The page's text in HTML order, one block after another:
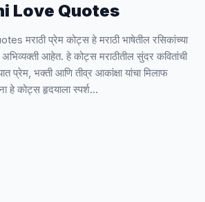
Love Quotes
मराठी प्रेम कोट्स हे मराठी भाषेतील रसिकांच्या
अभिव्यक्ती आहेत. हे कोट्स मराठीतील सुंदर कवितांची
प्रेम, भक्ती आणि तीव्र आकांक्षा यांचा मिलाफ
हे कोट्स हृदयाला स्पर्श…